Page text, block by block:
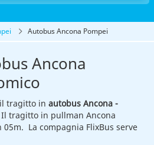
Autobus Ancona Pompei
Ancona
tragitto in autobus Ancona -
tragitto in pullman Ancona
La compagnia FlixBus serve